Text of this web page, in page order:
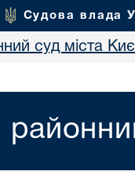
Судова влада
суд міста